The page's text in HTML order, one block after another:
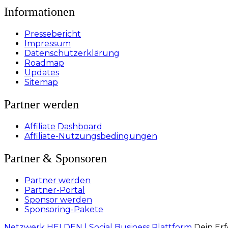
Informationen
Pressebericht
Impressum
Datenschutzerklärung
Roadmap
Updates
Sitemap
Partner werden
Affiliate Dashboard
Affiliate-Nutzungsbedingungen
Partner & Sponsoren
Partner werden
Partner-Portal
Sponsor werden
Sponsoring-Pakete